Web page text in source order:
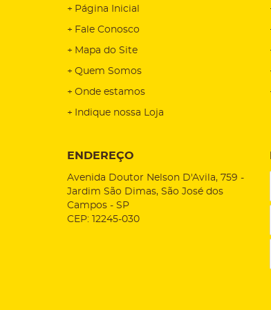
Página Inicial
Fale Conosco
Mapa do Site
Quem Somos
Onde estamos
Indique nossa Loja
ENDEREÇO
Avenida Doutor Nelson D'Avila, 759 -
Jardim São Dimas, São José dos
Campos - SP
CEP: 12245-030